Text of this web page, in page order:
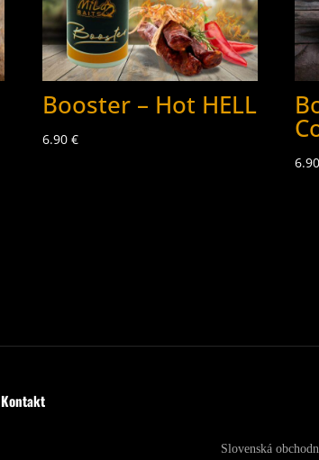
Booster – Hot HELL
6.90 €
6.90
Kontakt
Slovenská